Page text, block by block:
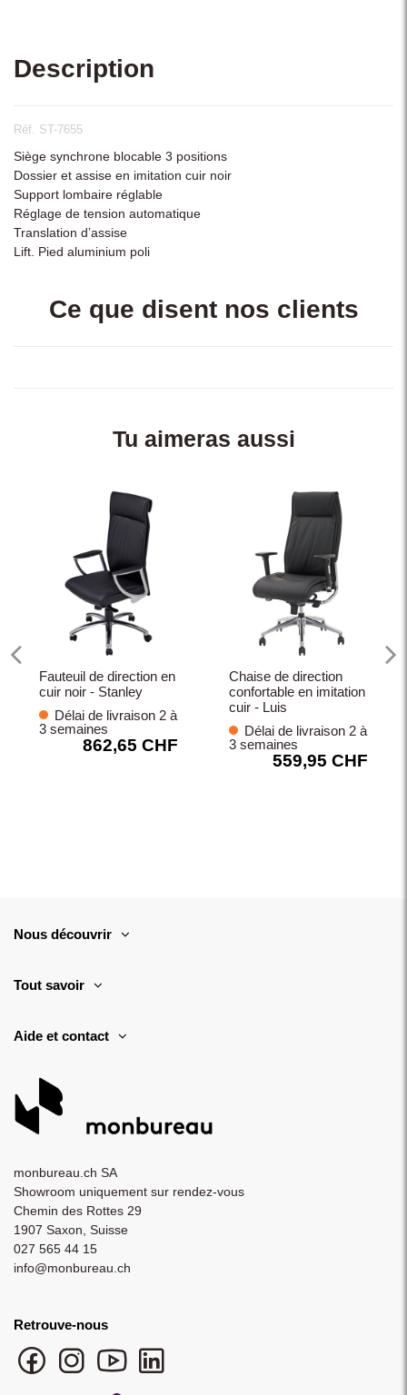
Description
Réf. ST-7655
Siège synchrone blocable 3 positions
Dossier et assise en imitation cuir noir
Support lombaire réglable
Réglage de tension automatique
Translation d’assise
Lift. Pied aluminium poli
Ce que disent nos clients
Tu aimeras aussi
Fauteuil de direction en
cuir noir - Stanley
Délai de livraison 2 à
3 semaines
862,65 CHF
Chaise de direction
confortable en imitation
cuir - Luis
Délai de livraison 2 à
3 semaines
559,95 CHF
Nous découvrir
Tout savoir
Aide et contact
monbureau.ch SA
Showroom uniquement sur rendez-vous
Chemin des Rottes 29
1907 Saxon, Suisse
027 565 44 15
info@monbureau.ch
Retrouve-nous
Facebook monbureau
Instagram monbureau
YouTube monbureau